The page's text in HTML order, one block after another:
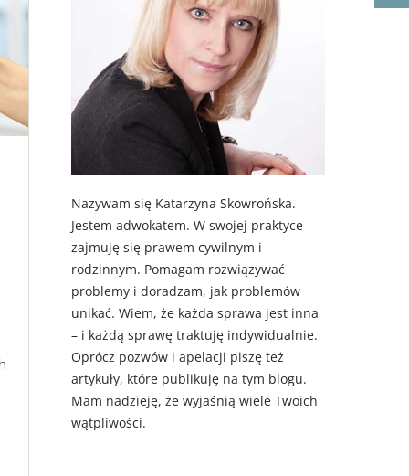
Nazywam się Katarzyna Skowrońska.
Jestem adwokatem. W swojej praktyce
zajmuję się prawem cywilnym i
rodzinnym. Pomagam rozwiązywać
problemy i doradzam, jak problemów
unikać. Wiem, że każda sprawa jest inna
– i każdą sprawę traktuję indywidualnie.
Oprócz pozwów i apelacji piszę też
artykuły, które publikuję na tym blogu.
Mam nadzieję, że wyjaśnią wiele Twoich
wątpliwości.